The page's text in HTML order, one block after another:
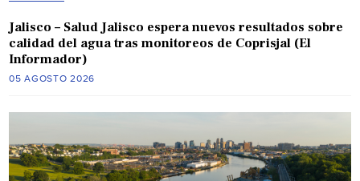
Jalisco – Salud Jalisco espera nuevos resultados sobre
calidad del agua tras monitoreos de Coprisjal (El
Informador)
05 AGOSTO 2026